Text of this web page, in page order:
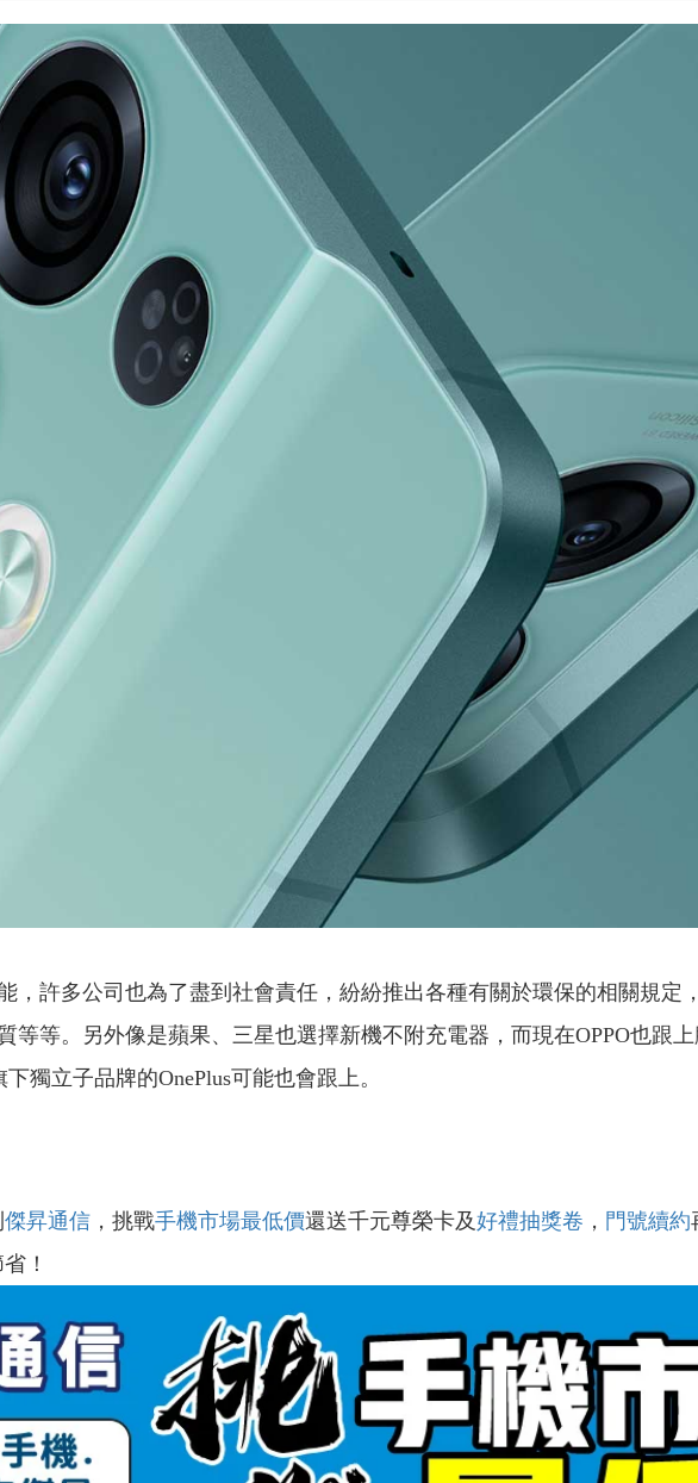
，許多公司也為了盡到社會責任，紛紛推出各種有關於環保的相關規定
等等。另外像是蘋果、三星也選擇新機不附充電器，而現在OPPO也跟
獨立子品牌的OnePlus可能也會跟上。
傑昇通信 ，挑戰手機市場最低價還送千元尊榮卡及好禮抽獎卷 ， 門號續約
！